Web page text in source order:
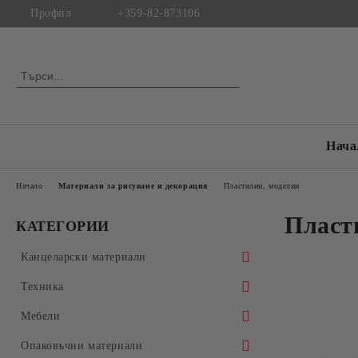
Профил +359-82-873106
КАТЕГОРИИ
Канцеларски материали
Копирна хартия
Бяла копирна хартия
Цветна копирна хартия
Хартиени продукти
Специализирана хартия
Пишещи, коригиращи и чертожни
Техника
Настолни и преносими компютри
Настолни компютри
Монитори
Mебели
Мебели по поръчка
Опаковъчни материали
Начало Материали за рисуване и декорация Пластилин, моделин